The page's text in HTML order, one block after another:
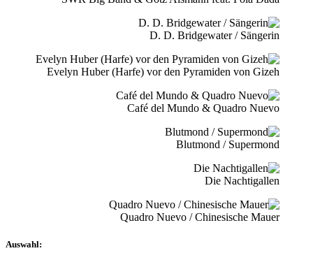
D. D. Bridgewater / Sängerin
Evelyn Huber (Harfe) vor den Pyramiden von Gizeh
Café del Mundo & Quadro Nuevo
Blutmond / Supermond
Die Nachtigallen
Quadro Nuevo / Chinesische Mauer
Auswahl: